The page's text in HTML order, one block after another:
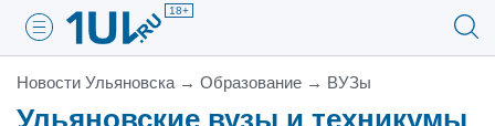
18+
Новости Ульяновска → Образование → ВУЗы
Ульяновские вузы и техникумы